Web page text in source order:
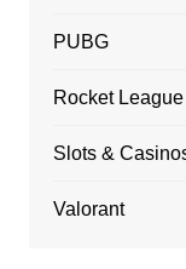
PUBG
Rocket League
Slots &
Valorant